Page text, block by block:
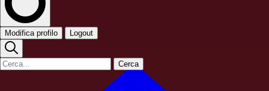
Modifica profilo Logout
Cerca